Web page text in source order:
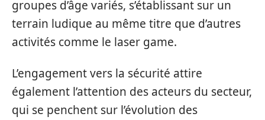
groupes d’âge variés, s’établissant sur un
terrain ludique au même titre que d’autres
activités comme le laser game.
L’engagement vers la sécurité attire
également l’attention des acteurs du secteur,
qui se penchent sur l’évolution des